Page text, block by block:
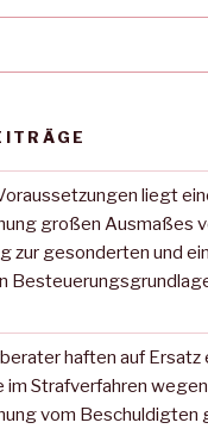
liegt
großen Ausmaßes
zur gesonderten und
haften auf Ersatz
im Strafverfahren wegen
vom Beschuldigten